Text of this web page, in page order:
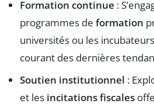
Formation continue :
programmes de formation
universités ou les
courant des dernières
Soutien institutionnel :
et les incitations fiscales